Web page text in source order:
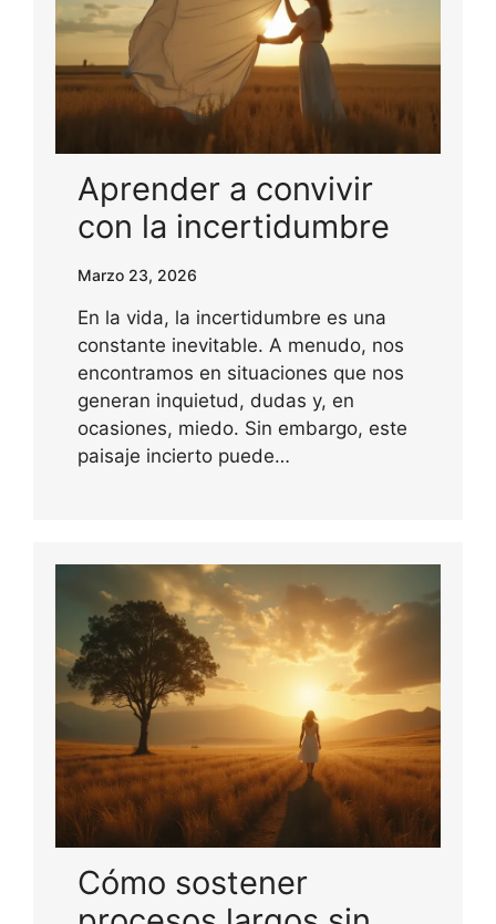
Aprender a convivir
con la incertidumbre
Marzo 23, 2026
En la vida, la incertidumbre es una
constante inevitable. A menudo, nos
encontramos en situaciones que nos
generan inquietud, dudas y, en
ocasiones, miedo. Sin embargo, este
paisaje incierto puede…
Cómo sostener